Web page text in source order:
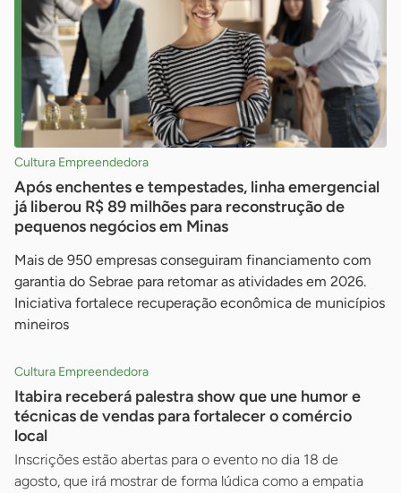
Cultura Empreendedora
Após enchentes e tempestades, linha emergencial
já liberou R$ 89 milhões para reconstrução de
pequenos negócios em Minas
Mais de 950 empresas conseguiram financiamento com
garantia do Sebrae para retomar as atividades em 2026.
Iniciativa fortalece recuperação econômica de municípios
mineiros
Cultura Empreendedora
Itabira receberá palestra show que une humor e
técnicas de vendas para fortalecer o comércio
local
Inscrições estão abertas para o evento no dia 18 de
agosto, que irá mostrar de forma lúdica como a empatia